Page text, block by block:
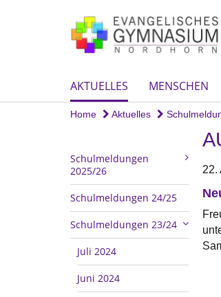
AKTUELLES MENSCHEN
Home Aktuelles
Schulmeldungen
2025/26
Schulmeldungen 24/25
Schulmeldungen 23/24
Juli 2024
Juni 2024
22.